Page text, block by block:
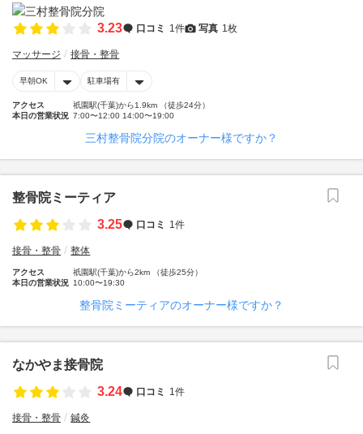
3.23 口コミ 1件 写真 1枚
マッサージ 接骨・整骨
早朝OK 駐車場有
アクセス
祇園駅(千葉)から1.9km （徒歩24分）
本日の営業状況 7:00〜12:00 14:00〜19:00
三村整骨院分院のオーナー様ですか？
整骨院ミーティア
3.25
口コミ 1件
接骨・整骨 整体
アクセス
祇園駅(千葉)から2km （徒歩25分）
本日の営業状況 10:00〜19:30
整骨院ミーティアのオーナー様ですか？
なかやま接骨院
3.24
口コミ 1件
接骨・整骨 鍼灸